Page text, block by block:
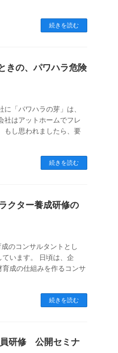
続きを読む
きの、パワハラ危険
「パワハラの芽」は、
はアットホームでフレ
もし思われましたら、要
続きを読む
クター養成研修の
のコンサルタントとし
います。 日頃は、企
成の仕組みを作るコンサ
続きを読む
研修 公開セミナ